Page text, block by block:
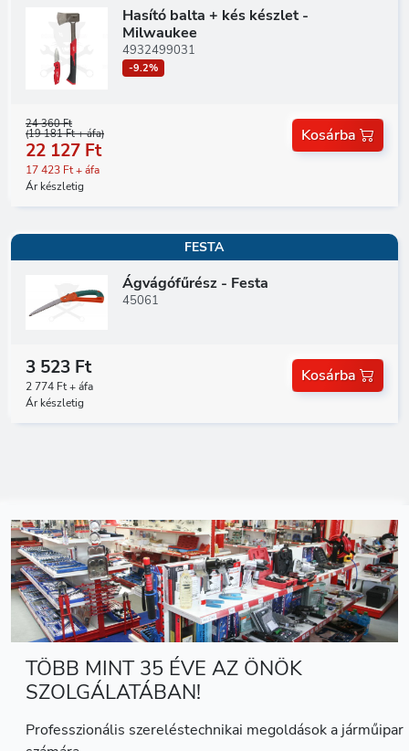
Hasító balta + kés készlet -
Milwaukee
4932499031
-9.2%
24 360 Ft
(19 181 Ft + áfa)
22 127 Ft
17 423 Ft + áfa
Ár készletig
Kosárba
FESTA
Ágvágófűrész - Festa
45061
3 523 Ft
2 774 Ft + áfa
Ár készletig
Kosárba
TÖBB MINT 35 ÉVE AZ ÖNÖK
SZOLGÁLATÁBAN!
Professzionális szereléstechnikai megoldások a járműipar